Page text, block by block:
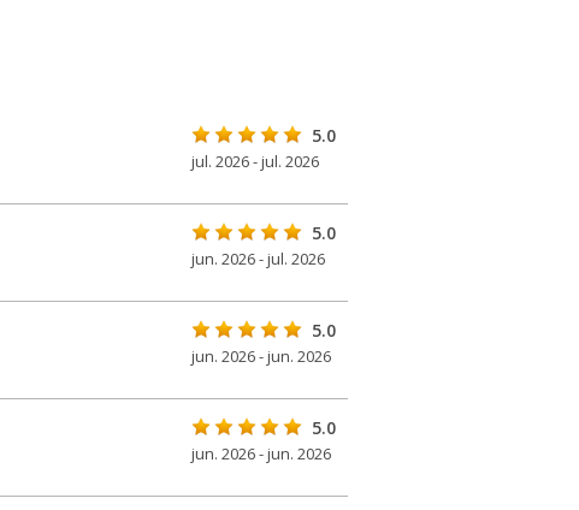
5.0
jul. 2026 - jul. 2026
5.0
jun. 2026 - jul. 2026
5.0
jun. 2026 - jun. 2026
5.0
jun. 2026 - jun. 2026